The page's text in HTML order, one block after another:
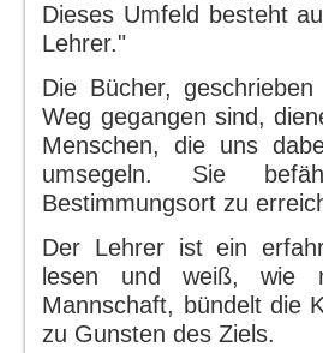
Dieses Umfeld besteht
Lehrer."
Die Bücher,
Weg gegangen sind,
Menschen, die uns
umsegeln. Sie
Bestimmungsort zu
Der Lehrer ist ein
lesen und weiß, wie
Mannschaft, bündelt die
zu Gunsten des Ziels.